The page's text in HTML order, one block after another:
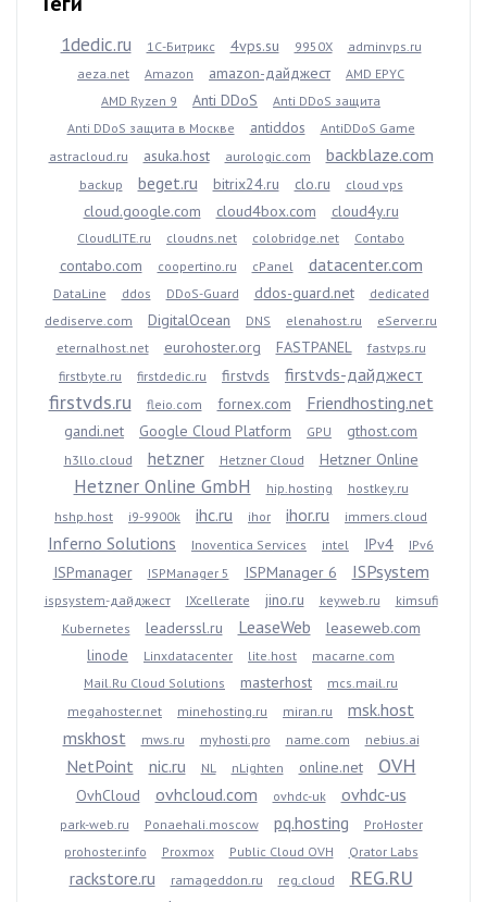
1dedic.ru 1С-Битрикс 4vps.su 9950X
adminvps.ru
aeza.net
Amazon amazon-дайджест
AMD EPYC
AMD Ryzen 9
Anti DDoS
Anti DDoS защита
Anti DDoS защита в Москве
antiddos
AntiDDoS Game
astracloud.ru
asuka.host aurologic.com backblaze.com
backup beget.ru bitrix24.ru clo.ru cloud vps
cloud.google.com cloud4box.com cloud4y.ru
CloudLITE.ru cloudns.net colobridge.net Contabo
contabo.com coopertino.ru cPanel datacenter.com
DataLine ddos DDoS-Guard ddos-guard.net
dedicated
dediserve.com
DigitalOcean DNS elenahost.ru
eServer.ru
eternalhost.net
eurohoster.org FASTPANEL
fastvps.ru
firstbyte.ru
firstdedic.ru firstvds firstvds-дайджест
firstvds.ru fleio.com fornex.com Friendhosting.net
gandi.net Google Cloud Platform GPU gthost.com
h3llo.cloud hetzner Hetzner Cloud Hetzner Online
Hetzner Online GmbH hip.hosting
hostkey.ru
hshp.host
i9-9900k ihc.ru ihor ihor.ru immers.cloud
Inferno Solutions Inoventica Services intel IPv4 IPv6
ISPmanager ISPManager 5 ISPManager 6 ISPsystem
ispsystem-дайджест IXcellerate jino.ru keyweb.ru
kimsufi
Kubernetes
leaderssl.ru LeaseWeb
leaseweb.com
linode
Linxdatacenter lite.host
macarne.com
Mail.Ru Cloud Solutions
masterhost
mcs.mail.ru
megahoster.net
minehosting.ru miran.ru
msk.host
mskhost
mws.ru myhosti.pro name.com nebius.ai
NetPoint nic.ru NL nLighten online.net OVH
OvhCloud ovhcloud.com ovhdc-uk ovhdc-us
park-web.ru Ponaehali.moscow pq.hosting
ProHoster
prohoster.info
Proxmox Public Cloud OVH Qrator Labs
rackstore.ru ramageddon.ru reg.cloud REG.RU